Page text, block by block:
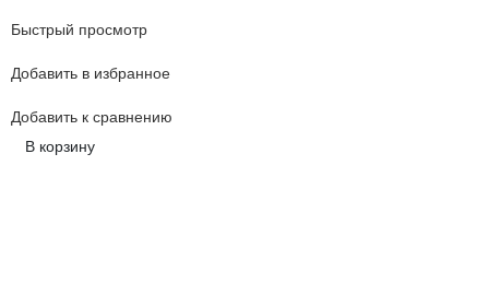
Быстрый просмотр
Добавить в избранное
Добавить к сравнению
В корзину